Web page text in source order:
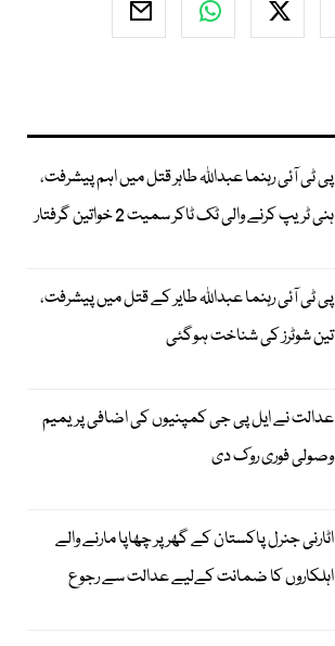
پی ٹی آئی رہنما عبداللہ طاہر قتل میں اہم پیشرفت،
ہنی ٹریپ کرنے والی ٹک ٹاکر سمیت 2 خواتین گرفتار
پی ٹی آئی رہنما عبداللہ طایر کے قتل میں پیشرفت،
تین شوٹرز کی شناخت ہوگئی
عدالت نے ایل پی جی کمپنیوں کی اضافی پریمیم
وصولی فوری روک دی
اٹارنی جنرل پاکستان کے گھر پر چھاپا مارنے والے
اہلکاروں کا ضمانت کےلیے عدالت سے رجوع